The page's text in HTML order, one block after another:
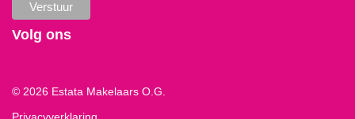
Volg ons
© 2026 Estata Makelaars O.G.
Privacyverklaring